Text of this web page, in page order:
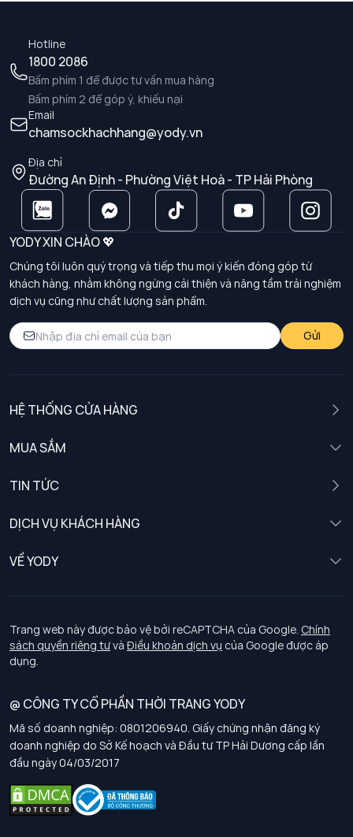
Hotline
1800 2086
Bấm phím 1 để được tư vấn mua hàng
Bấm phím 2 để góp ý, khiếu nại
Email
chamsockhachhang@yody.vn
Địa chỉ
Đường An Định - Phường Việt Hoà - TP Hải Phòng
YODY XIN CHÀO 💖
Chúng tôi luôn quý trọng và tiếp thu mọi ý kiến đóng góp từ
khách hàng, nhằm không ngừng cải thiện và nâng tầm trải nghiệm
dịch vụ cũng như chất lượng sản phẩm.
Gửi
HỆ THỐNG CỬA HÀNG
MUA SẮM
TIN TỨC
DỊCH VỤ KHÁCH HÀNG
Chính sách khách hàng thân thiết
Chính sách bảo vệ dữ liệu cá nhân
Chính sách thanh toán, giao nhận
Chính sách chất lượng và an toàn sức khoẻ nghề nghiệp
Chính sách đơn đồng phục
Hướng dẫn chọn kích thước
VỀ YODY
Tuyển dụng
Trang web này được bảo vệ bởi reCAPTCHA của Google. Chính
sách quyền riêng tưvà Điều khoản dịch vụ của Google được áp
dụng.
@ CÔNG TY CỔ PHẦN THỜI TRANG YODY
Mã số doanh nghiệp: 0801206940. Giấy chứng nhận đăng ký
doanh nghiệp do Sở Kế hoạch và Đầu tư TP Hải Dương cấp lần
đầu ngày 04/03/2017